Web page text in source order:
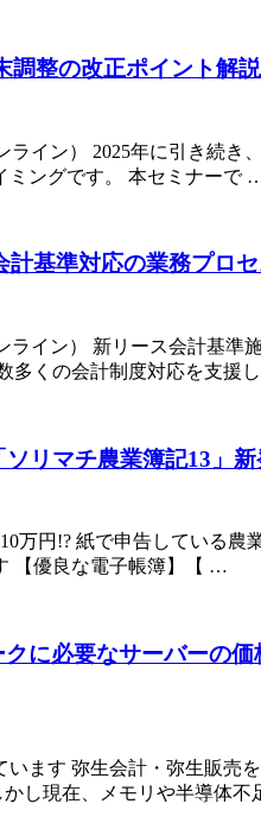
調整の改正ポイント解説
イン） 2025年に引き続
ミングです。 本セミナーで
計基準対応の業務プロ
ライン） 新リース会計基
多くの会計制度対応を支援
ソリマチ農業簿記
万円!? 紙で申告している
【優良な電子帳簿】【 …
に必要なサーバーの
ます 弥生会計・弥生販売
かし現在、メモリや半導体